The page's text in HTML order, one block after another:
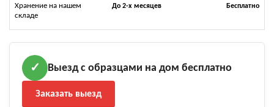
Хранение на нашем
складе
До 2-х месяцев Бесплатно
✓ Выезд с образцами на дом бесплатно
Заказать выезд